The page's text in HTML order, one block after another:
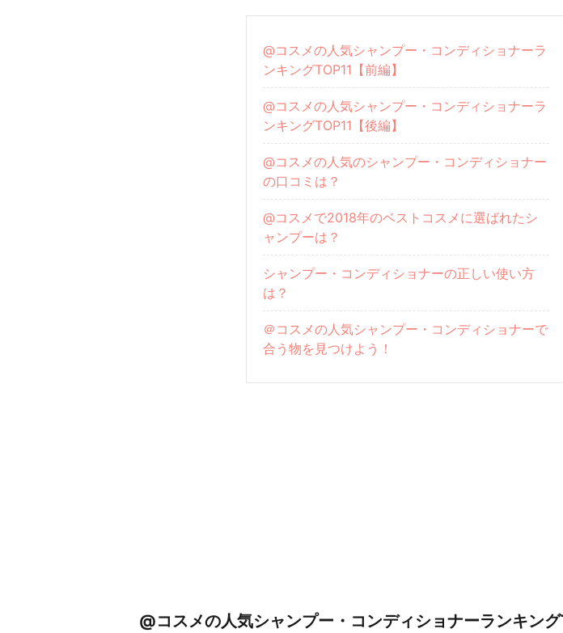
@コスメの人気シャンプー・コンディショナーラ
ンキングTOP11【前編】
@コスメの人気シャンプー・コンディショナーラ
ンキングTOP11【後編】
@コスメの人気のシャンプー・コンディショナー
の口コミは？
@コスメで2018年のベストコスメに選ばれたシ
ャンプーは？
シャンプー・コンディショナーの正しい使い方
は？
＠コスメの人気シャンプー・コンディショナーで
合う物を見つけよう！
@コスメの人気シャンプー・コンディショナーランキン